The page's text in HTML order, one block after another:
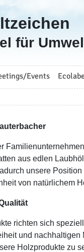
für
Events
aus edlen
unsere
von natürlichem
richten sich
und
Holzprodukte zu